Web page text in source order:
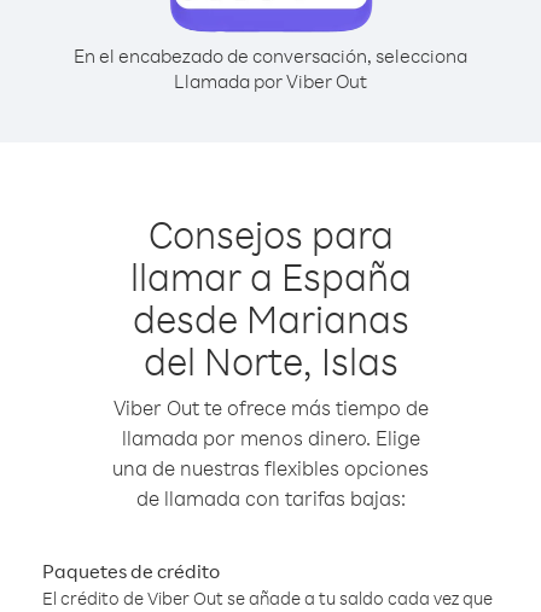
En el encabezado de conversación, selecciona
Llamada por Viber Out
Consejos para
llamar a España
desde Marianas
del Norte, Islas
Viber Out te ofrece más tiempo de
llamada por menos dinero. Elige
una de nuestras flexibles opciones
de llamada con tarifas bajas:
Paquetes de crédito
El crédito de Viber Out se añade a tu saldo cada vez que